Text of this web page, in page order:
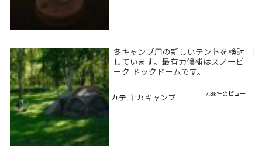
冬キャンプ用の新しいテントを検討
しています。最有力候補はスノーピ
ーク ドックドームです。
7.8k件のビュー
カテゴリ: キャンプ